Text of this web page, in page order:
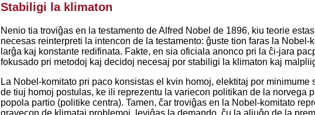
Stabiligi la klimaton
Nenio tia troviĝas en la testamento de Alfred Nobel de 1896, kiu teorie
necesas reinterpreti la intencon de la testamento: ĝuste tion faras la Nobel-
larĝa kaj konstante redifinata. Fakte, en sia oficiala anonco pri la ĉi-jara
fokusado pri metodoj kaj decidoj necesaj por stabiligi la klimaton kaj
La Nobel-komitato pri paco konsistas el kvin homoj, elektitaj por
de tiuj homoj postulas, ke ili reprezentu la variecon politikan de la norvega
popola partio (politike centra). Tamen, ĉar troviĝas en la Nobel-komitato
gravecon de klimataj problemoj, leviĝas la demando, ĉu la aljuĝo de la